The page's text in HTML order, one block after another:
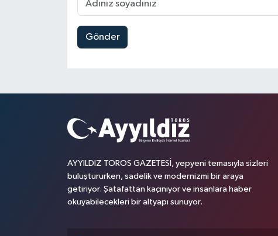
Gönder
AYYILDIZ TOROS GAZETESİ, yepyeni temasıyla sizleri
buluştururken, sadelik ve modernizmi bir araya
getiriyor. Şatafattan kaçınıyor ve insanlara haber
okuyabilecekleri bir altyapı sunuyor.